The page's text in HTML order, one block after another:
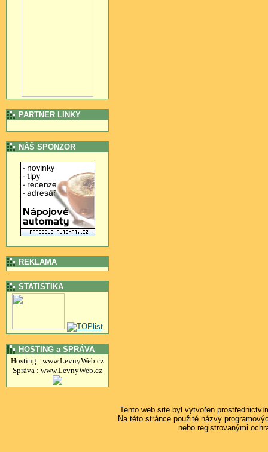
PARTNER LINKY
NÁŠ SPONZOR
REKLAMA
STATISTIKA
HOSTING a SPRÁVA
Hosting : www.LevnyWeb.cz
Správa : www.LevnyWeb.cz
Tento web site byl vytvořen
Na této stránce použité názvy
nebo registrovanými